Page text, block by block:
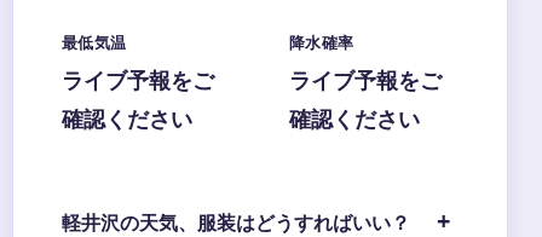
最低気温
ライブ予報をご
確認ください
降水確率
ライブ予報をご
確認ください
軽井沢の天気、服装はどうすればいい？